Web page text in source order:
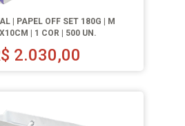
| PAPEL OFF SET 180G | M
| 1 COR | 500 UN.
2.030,00